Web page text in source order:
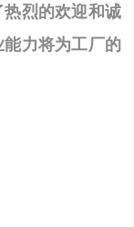
烈的欢迎和诚
力将为工厂的